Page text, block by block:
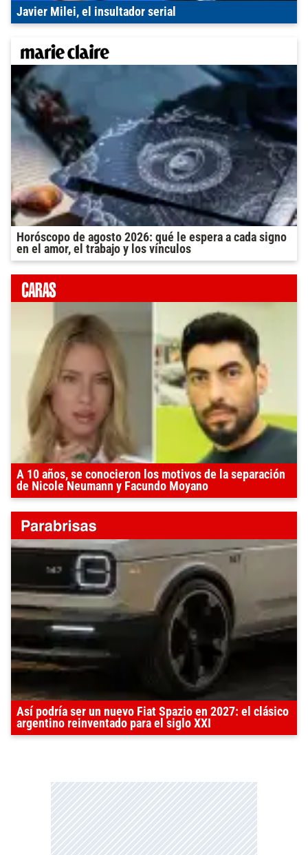
Javier Milei, el insultador serial
Horóscopo de agosto 2026: qué le espera a cada signo
en el amor, el trabajo y los vínculos
A 10 años, se conocieron los motivos de la separación
de Nicole Neumann y Facundo Moyano
Así podría ser un nuevo Fiat Spazio en 2027: el clásico
argentino reinventado para el siglo XXI